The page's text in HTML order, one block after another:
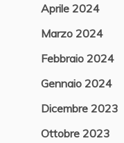
Aprile 2024
Marzo 2024
Febbraio 2024
Gennaio 2024
Dicembre 2023
Ottobre 2023